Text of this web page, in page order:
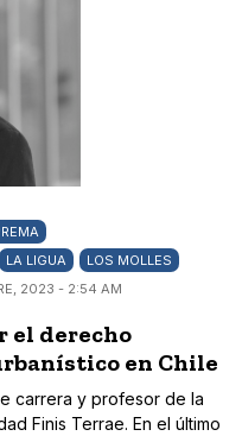
LA LIGUA
LOS MOLLES
2023 - 2:54 AM
el derecho
en Chile
carrera y profesor de la
Finis Terrae. En el último